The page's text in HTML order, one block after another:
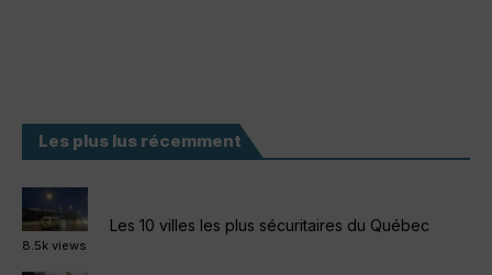
Les plus lus récemment
Les 10 villes les plus sécuritaires du Québec
8.5k views